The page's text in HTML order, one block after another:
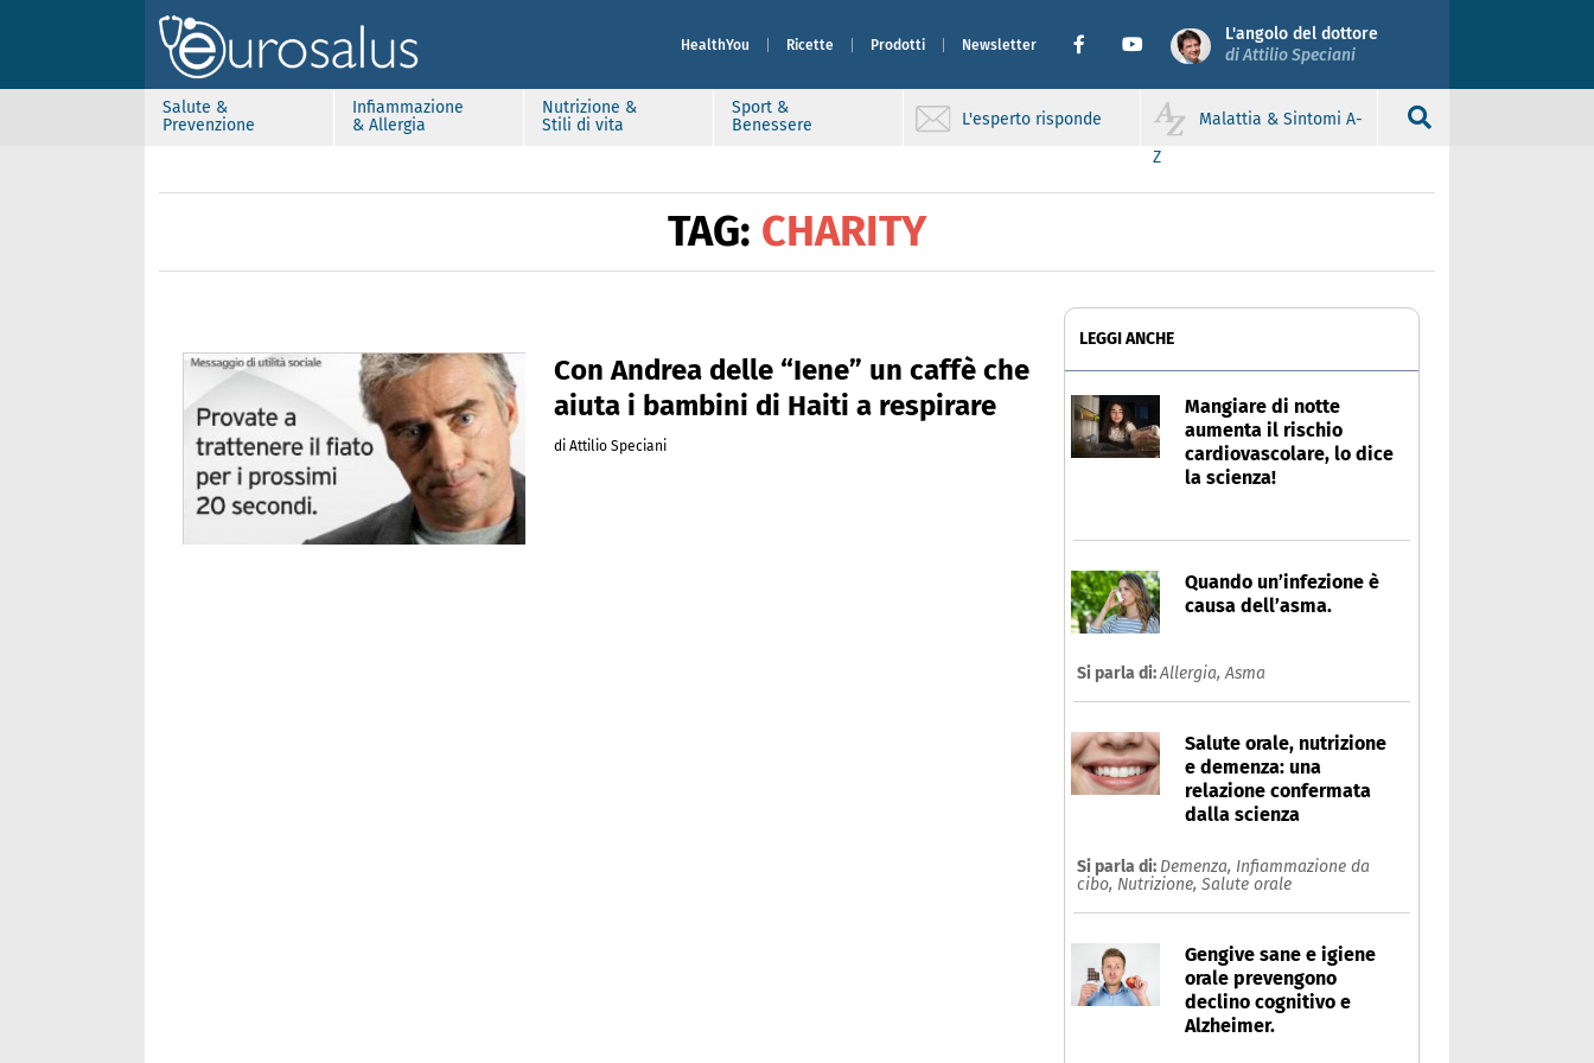
HealthYou Ricette Prodotti Newsletter
L'angolo del dottore
di Attilio Speciani
Salute &
Prevenzione
Infiammazione
& Allergia
Nutrizione &
Stili di vita
Sport &
Benessere
L'esperto risponde
Malattia & Sintomi A-
Z
TAG: CHARITY
Con Andrea delle “Iene” un caffè che
aiuta i bambini di Haiti a respirare
di Attilio Speciani
LEGGI ANCHE
Mangiare di notte
aumenta il rischio
cardiovascolare, lo dice
la scienza!
Quando un’infezione è
causa dell’asma.
Si parla di:Allergia,Asma
Salute orale, nutrizione
e demenza: una
relazione confermata
dalla scienza
Si parla di: Demenza, Infiammazione da
cibo, Nutrizione, Salute orale
Gengive sane e igiene
orale prevengono
declino cognitivo e
Alzheimer.